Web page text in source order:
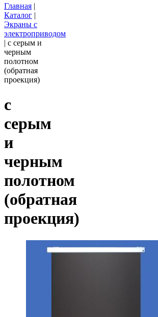
Главная |
Каталог |
Экраны с
электроприводом
| с серым и
черным
полотном
(обратная
проекция)
с
серым
и
черным
полотном
(обратная
проекция)